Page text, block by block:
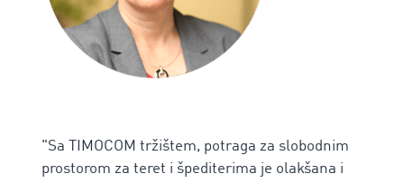
"Sa TIMOCOM tržištem, potraga za slobodnim
prostorom za teret i špediterima je olakšana i